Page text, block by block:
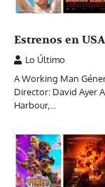
Estrenos en
Lo Último
A Working Man
Director: David Ayer
Harbour,…